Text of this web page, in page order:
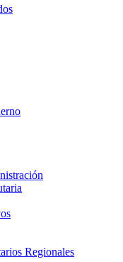
Regionales